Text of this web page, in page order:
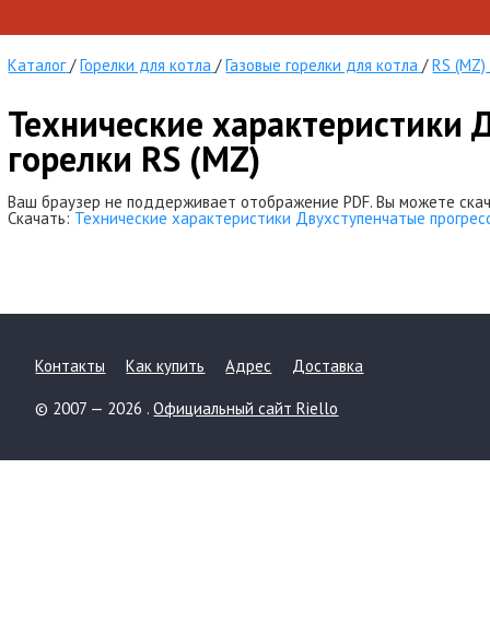
Каталог /Горелки для котла /Газовые горелки для котла /RS (MZ)
Технические характеристики
горелки RS (MZ)
Ваш браузер не поддерживает отображение PDF. Вы можете
Скачать: Технические характеристики Двухступенчатые
Контакты Как купить Адрес Доставка
© 2007 — 2026 .Официальный сайт Riello